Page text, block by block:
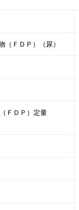
ＦＤＰ）（尿）
ＦＤＰ）定量